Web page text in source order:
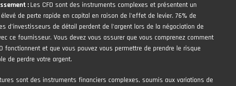
: Les CFD sont des instruments complexes et présentent un
de perte rapide en capital en raison de l'effet de levier. 76% de
d'investisseurs de détail perdent de l'argent lors de la négociation de
ce fournisseur. Vous devez vous assurer que vous comprenez comment
fonctionnent et que vous pouvez vous permettre de prendre le risque
de perdre votre argent.
sont des instruments financiers complexes, soumis aux variations de